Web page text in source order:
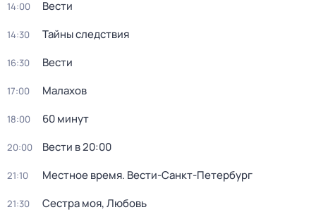
14:00 Вести
14:30 Тайны следствия
16:30 Вести
17:00 Малахов
18:00 60 минут
20:00 Вести в 20:00
21:10 Местное время. Вести-Санкт-Петербург
21:30 Сестра моя, Любовь